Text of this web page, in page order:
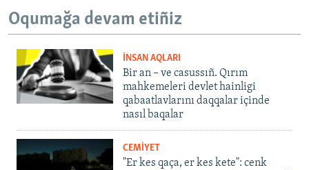
Oqumağa devam etiñiz
İNSAN AQLARI
Bir an – ve casussıñ. Qırım
mahkemeleri devlet hainligi
qabaatlavlarını daqqalar içinde
nasıl baqalar
CEMİYET
"Er kes qaça, er kes kete": cenk